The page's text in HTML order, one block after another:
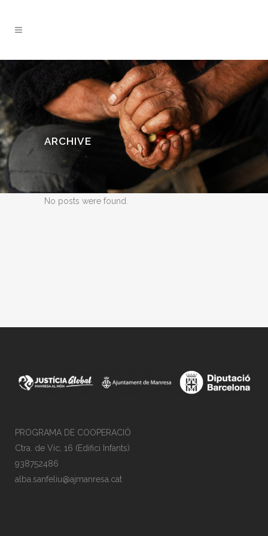
ARCHIVE
No posts were found.
PROGRAMA DE COOPERACIÓ
Ctra. de Vic, 16 (Edifici Infants)
938752486
alba.sanfeliu@ajmanresa.cat